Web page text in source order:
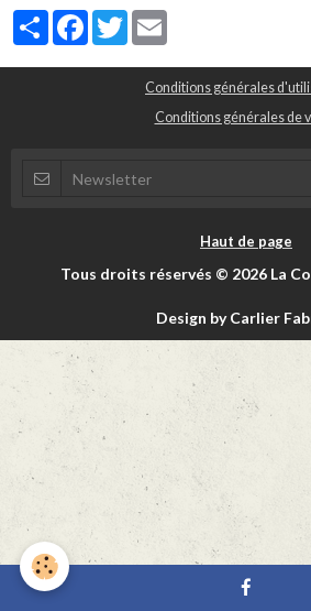
PartagerFacebook
Twitter
Conditions générales
Conditions générales de
Haut de page
Tous droits réservés © 2026 La
Design by Carlier